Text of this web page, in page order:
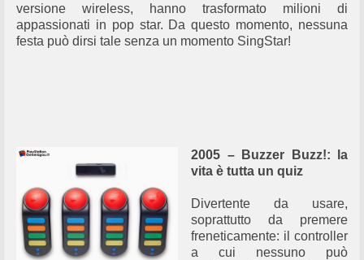
versione wireless, hanno trasformato milioni di
appassionati in pop star. Da questo momento, nessuna
festa può dirsi tale senza un momento SingStar!
2005 – Buzzer Buzz!: la
vita è tutta un quiz
Divertente da usare,
soprattutto da premere
freneticamente: il controller
a cui nessuno può